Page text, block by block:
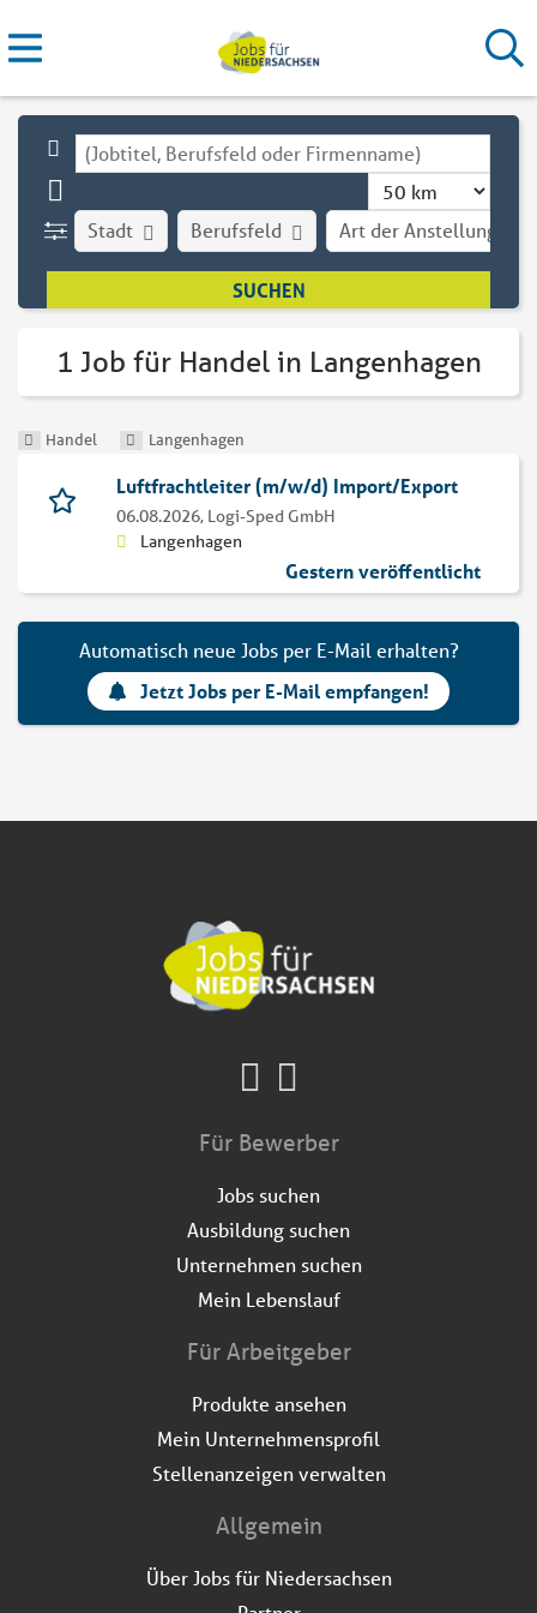
Stadt Art der Anstellung
Berufsfeld
1 Job für Handel in Langenhagen
Handel Langenhagen
Luftfrachtleiter (m/w/d) Import/Export
06.08.2026, Logi-Sped GmbH
Langenhagen
Gestern veröffentlicht
Automatisch neue Jobs per E-Mail erhalten?
Jetzt Jobs per E-Mail empfangen!
Für Bewerber
Jobs suchen
Ausbildung suchen
Unternehmen suchen
Mein Lebenslauf
Für Arbeitgeber
Produkte ansehen
Mein Unternehmensprofil
Stellenanzeigen verwalten
Allgemein
Über Jobs für Niedersachsen